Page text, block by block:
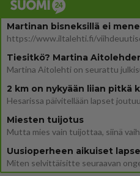
Martinan bisneksillä ei
2 km on nykyään liian pitkä
Miesten tuijotus